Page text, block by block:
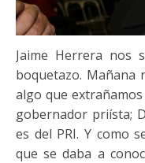
Jaime Herrera nos
boquetazo. Mañana
algo que
gobernador priísta;
es del PRI. Y como
que se daba a